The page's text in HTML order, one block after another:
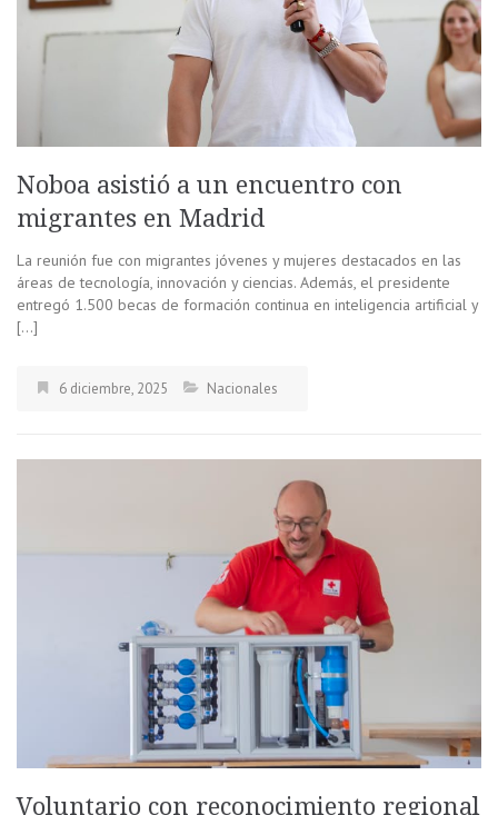
Noboa asistió a un encuentro con
migrantes en Madrid
La reunión fue con migrantes jóvenes y mujeres destacados en las
áreas de tecnología, innovación y ciencias. Además, el presidente
entregó 1.500 becas de formación continua en inteligencia artificial y
[…]
6 diciembre, 2025 Nacionales
Voluntario con reconocimiento regional